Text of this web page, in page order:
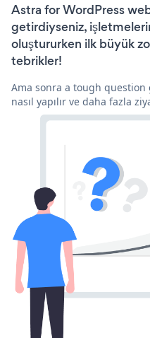
Astra for WordPress
getirdiyseniz,
oluştururken ilk büyük
tebrikler!
Ama sonra a tough
nasıl yapılır ve daha fazla